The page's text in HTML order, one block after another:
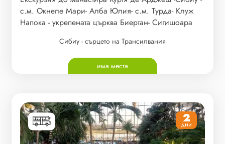
с.м. Окнеле Мари- Алба Юлия- с.м. Турда- Клуж
Напока - укрепената църква Биертан- Сигишоара
Сибиу - сърцето на Трансилвания
има места
2
дни